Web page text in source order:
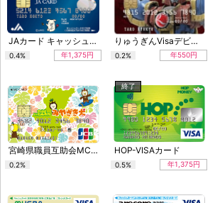
JAカード キャッシュカード一体型（よりぞう）
0.4% 年1,375円
りゅうぎんVisaデビットカード 単体型（ロボ）
0.2% 年550円
宮崎県職員互助会MCカード
0.2%
HOP-VISAカード
0.5% 年1,375円
終了